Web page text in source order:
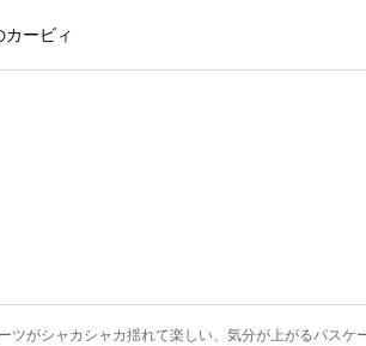
カービィ
がシャカシャカ揺れて楽しい、気分が上がるパスケ